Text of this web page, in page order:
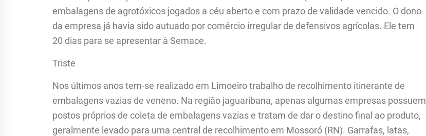
embalagens de agrotóxicos jogados a céu aberto e com prazo de validade vencido. O dono
da empresa já havia sido autuado por comércio irregular de defensivos agrícolas. Ele tem
20 dias para se apresentar à Semace.
Triste
Nos últimos anos tem-se realizado em Limoeiro trabalho de recolhimento itinerante de
embalagens vazias de veneno. Na região jaguaribana, apenas algumas empresas possuem
postos próprios de coleta de embalagens vazias e tratam de dar o destino final ao produto,
geralmente levado para uma central de recolhimento em Mossoró (RN). Garrafas, latas,